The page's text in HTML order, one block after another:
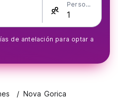
Personas
de antelación para optar a
Nova Gorica